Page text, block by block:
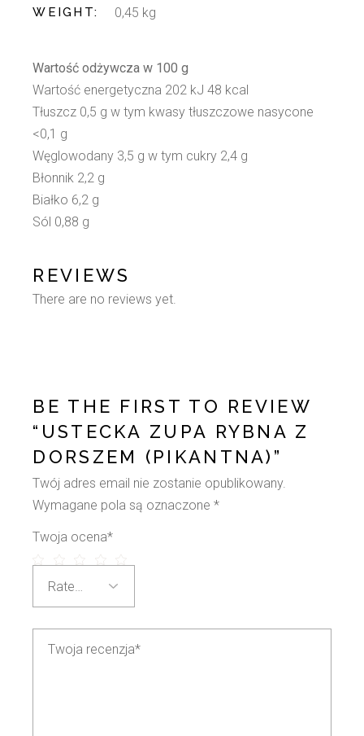
WEIGHT 0,45 kg
Wartość odżywcza w 100 g
Wartość energetyczna 202 kJ 48 kcal
Tłuszcz 0,5 g w tym kwasy tłuszczowe nasycone
<0,1 g
Węglowodany 3,5 g w tym cukry 2,4 g
Błonnik 2,2 g
Białko 6,2 g
Sól 0,88 g
REVIEWS
There are no reviews yet.
BE THE FIRST TO REVIEW
“USTECKA ZUPA RYBNA Z
DORSZEM (PIKANTNA)”
Twój adres email nie zostanie opublikowany.
Wymagane pola są oznaczone*
Twoja ocena*